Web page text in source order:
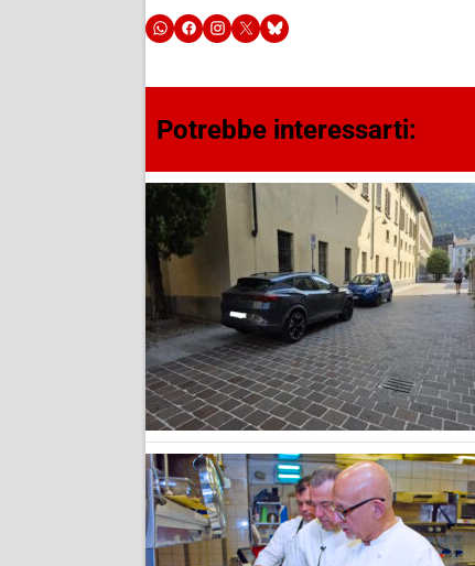
Potrebbe interessarti: